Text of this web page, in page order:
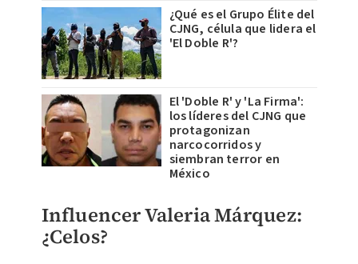
¿Qué es el Grupo Élite del
CJNG, célula que lidera el
'El Doble R'?
El 'Doble R' y 'La Firma':
los líderes del CJNG que
protagonizan
narcocorridos y
siembran terror en
México
Influencer Valeria Márquez:
¿Celos?